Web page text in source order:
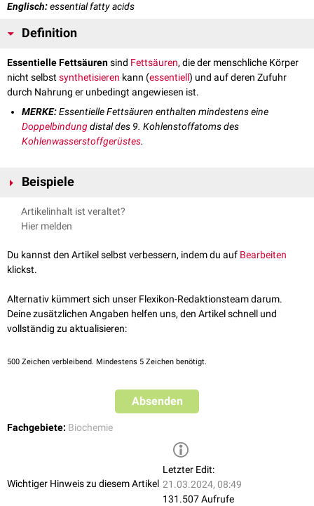
Englisch:essential fatty acids
Definition
Essentielle Fettsäurensind Fettsäuren, die der menschliche Körper
nicht selbstsynthetisieren kann (essentiell) und auf deren Zufuhr
durch Nahrung er unbedingt angewiesen ist.
MERKE:Essentielle Fettsäuren enthalten mindestens eine
Doppelbindungdistal des 9. Kohlenstoffatoms des
Kohlenwasserstoffgerüstes.
Beispiele
Zu den essentiellen Fettsäuren gehören die
Linolensäure . Diese beiden Fettsäuren besitzen nämlich eine bzw. zwei
Synthese im menschlichen Organismus keine
Enzyme
vorliegen.
AusLinolsäure
Artikelinhalt ist veraltet?
Hier melden
Du kannst den Artikel selbst verbessern, indem du auf Bearbeiten
klickst.
Alternativ kümmert sich unser Flexikon-Redaktionsteam darum.
Deine zusätzlichen Angaben helfen uns, den Artikel schnell und
vollständig zu aktualisieren:
500 Zeichen verbleibend. Mindestens 5 Zeichen benötigt.
Absenden
Fachgebiete: Biochemie
Wichtiger Hinweis zu diesem Artikel
Letzter Edit:
21.03.2024, 08:49
131.507 Aufrufe